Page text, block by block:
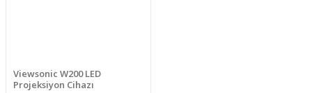
Viewsonic W200 LED
Projeksiyon Cihazı